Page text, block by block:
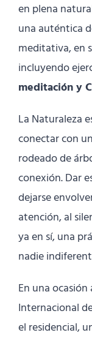
en plena
una auténtica
meditativa, en
incluyendo
meditación y
La Naturaleza
conectar con
rodeado de
conexión. Dar
dejarse
atención, al
ya en sí, una
nadie
En una
Internacional
el residencial,